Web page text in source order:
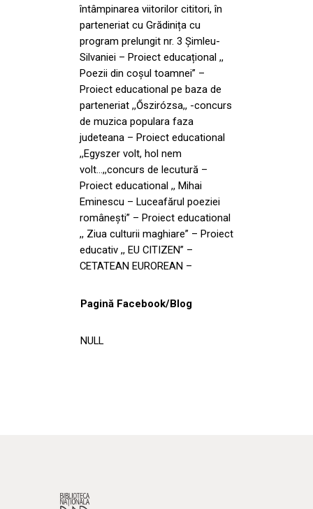
întâmpinarea viitorilor cititori, în
parteneriat cu Grădinița cu
program prelungit nr. 3 Șimleu-
Silvaniei – Proiect educațional ,,
Poezii din coșul toamnei” –
Proiect educational pe baza de
parteneriat ,,Őszirózsa,, -concurs
de muzica populara faza
judeteana – Proiect educational
,,Egyszer volt, hol nem
volt…,,concurs de lecutură –
Proiect educational ,, Mihai
Eminescu – Luceafărul poeziei
româneşti” – Proiect educational
,, Ziua culturii maghiare” – Proiect
educativ ,, EU CITIZEN” –
CETATEAN EUROREAN –
Pagină Facebook/Blog
NULL